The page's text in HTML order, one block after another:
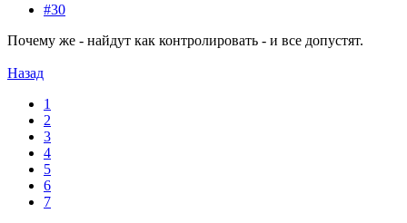
#30
Почему же - найдут как контролировать - и все допустят.
Назад
1
2
3
4
5
6
7